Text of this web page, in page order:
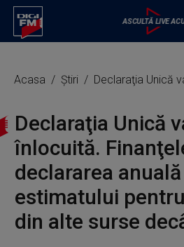
Acasa Știri Declaraţia Unică va fi înlocuită. Finanţele renunţă la
Declaraţia Unică
înlocuită.
declararea
estimatului
din alte surse